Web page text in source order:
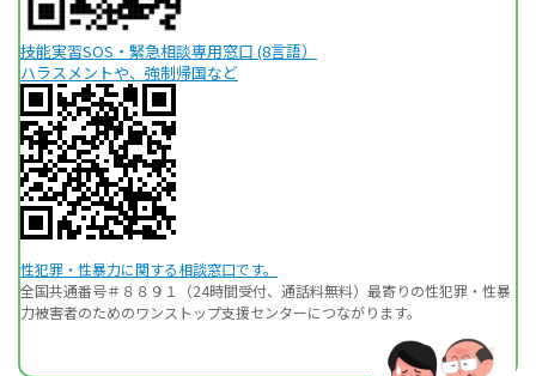
技能実習SOS・緊急相談専用窓口 (8言語）
ハラスメントや、強制帰国など
性犯罪・性暴力に関する相談窓口です。
全国共通番号＃８８９１（24時間受付、通話料無料）最寄りの性犯罪・性暴
力被害者のためのワンストップ支援センターにつながります。